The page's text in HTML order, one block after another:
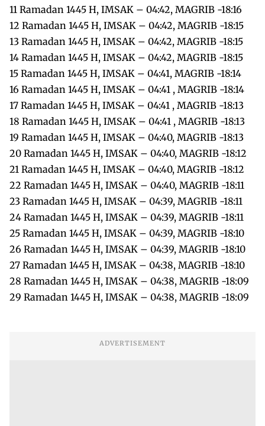
11 Ramadan 1445 H, IMSAK – 04:42, MAGRIB -18:16
12 Ramadan 1445 H, IMSAK – 04:42, MAGRIB -18:15
13 Ramadan 1445 H, IMSAK – 04:42, MAGRIB -18:15
14 Ramadan 1445 H, IMSAK – 04:42, MAGRIB -18:15
15 Ramadan 1445 H, IMSAK – 04:41, MAGRIB -18:14
16 Ramadan 1445 H, IMSAK – 04:41 , MAGRIB -18:14
17 Ramadan 1445 H, IMSAK – 04:41 , MAGRIB -18:13
18 Ramadan 1445 H, IMSAK – 04:41 , MAGRIB -18:13
19 Ramadan 1445 H, IMSAK – 04:40, MAGRIB -18:13
20 Ramadan 1445 H, IMSAK – 04:40, MAGRIB -18:12
21 Ramadan 1445 H, IMSAK – 04:40, MAGRIB -18:12
22 Ramadan 1445 H, IMSAK – 04:40, MAGRIB -18:11
23 Ramadan 1445 H, IMSAK – 04:39, MAGRIB -18:11
24 Ramadan 1445 H, IMSAK – 04:39, MAGRIB -18:11
25 Ramadan 1445 H, IMSAK – 04:39, MAGRIB -18:10
26 Ramadan 1445 H, IMSAK – 04:39, MAGRIB -18:10
27 Ramadan 1445 H, IMSAK – 04:38, MAGRIB -18:10
28 Ramadan 1445 H, IMSAK – 04:38, MAGRIB -18:09
29 Ramadan 1445 H, IMSAK – 04:38, MAGRIB -18:09